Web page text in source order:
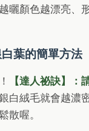
曬顏色越漂亮、
葉的簡單方法
【達人祕訣】：
白絨毛就會越濃
散喔。